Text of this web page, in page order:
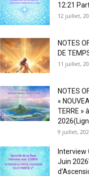
12:21
12 juillet,
NOTES
DE
11 juillet,
NOTES
«
TERRE »
9 juillet,
Interview
Juin